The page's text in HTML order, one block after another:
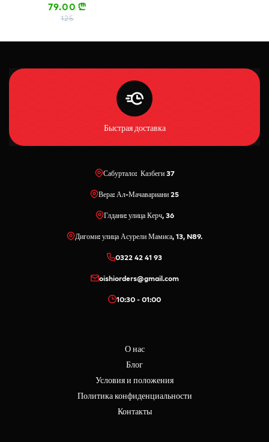
79.00 n
125
Быстрая доставка
Сабуртало: Казбеги 37
Вера: Ал-Мачавариани 25
Глдани: улица Керч, 36
Дигоми: улица Асурели Мамиса, 13, N89.
0322 42 41 93
oishiorders@gmail.com
10:30 - 01:00
О нас
Блог
Условия и положения
Политика конфиденциальности
Контакты